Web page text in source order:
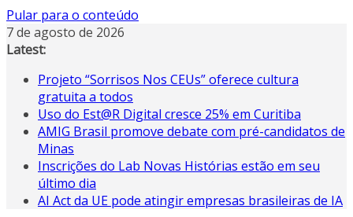
Pular para o conteúdo
7 de agosto de 2026
Latest:
Projeto “Sorrisos Nos CEUs” oferece cultura
gratuita a todos
Uso do Est@R Digital cresce 25% em Curitiba
AMIG Brasil promove debate com pré-candidatos de
Minas
Inscrições do Lab Novas Histórias estão em seu
último dia
AI Act da UE pode atingir empresas brasileiras de IA